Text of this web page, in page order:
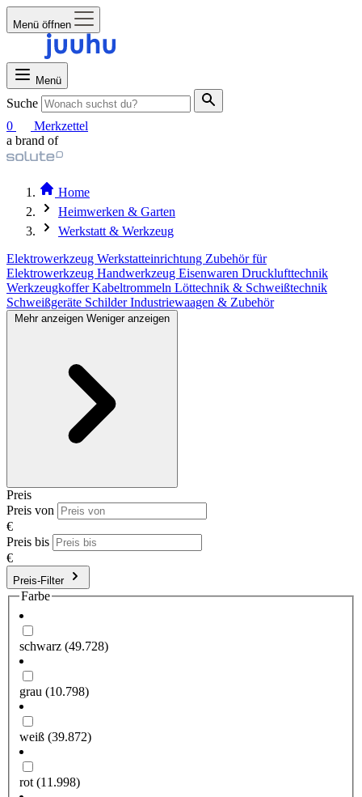
Menü öffnen
Menü
Suche
0
Merkzettel
a brand of
Home
Heimwerken & Garten
Werkstatt & Werkzeug
Elektrowerkzeug Werkstatteinrichtung Zubehör für
Elektrowerkzeug Handwerkzeug Eisenwaren Drucklufttechnik
WerkzeugkofferKabeltrommeln Löttechnik & Schweißtechnik
Schweißgeräte SchilderIndustriewaagen & Zubehör
Mehr anzeigen Weniger anzeigen
Preis
Preis von
€
Preis bis
€
Preis-Filter
Farbe
schwarz (49.728)
grau (10.798)
weiß (39.872)
rot (11.998)